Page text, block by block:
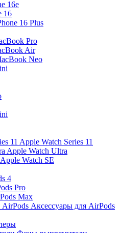
16e
16
16 Plus
Pro
Air
Neo
Apple Watch Series 11
Apple Watch Ultra
Apple Watch SE
4
Pro
Max
Аксессуары для AirPods